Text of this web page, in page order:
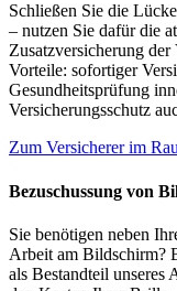
Schließen Sie die
– nutzen Sie dafür die
Zusatzversicherung
Vorteile: sofortiger
Gesundheitsprüfung
Versicherungsschutz
Zum Versicherer im
Bezuschussung von
Sie benötigen neben
Arbeit am Bildschirm?
als Bestandteil unseres